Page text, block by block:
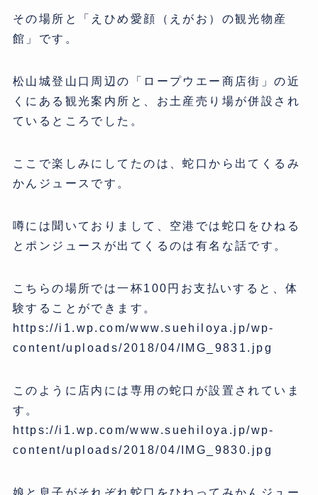
その場所と「えひめ愛顔（えがお）の観光物産
館」です。
松山城登山口周辺の「ロープウエー商店街」の近
くにある観光案内所と、お土産売り場が併設され
ているところでした。
ここで楽しみにしてたのは、蛇口から出てくるみ
かんジュースです。
噂には聞いておりまして、空港では蛇口をひねる
とポンジュースが出てくるのは有名な話です。
こちらの場所では一杯100円お支払いすると、体
験することができます。
https://i1.wp.com/www.suehiloya.jp/wp-
content/uploads/2018/04/IMG_9831.jpg
このように店内には専用の蛇口が設置されていま
す。
https://i1.wp.com/www.suehiloya.jp/wp-
content/uploads/2018/04/IMG_9830.jpg
娘と息子がそれぞれ蛇口をひねってみかんジュー